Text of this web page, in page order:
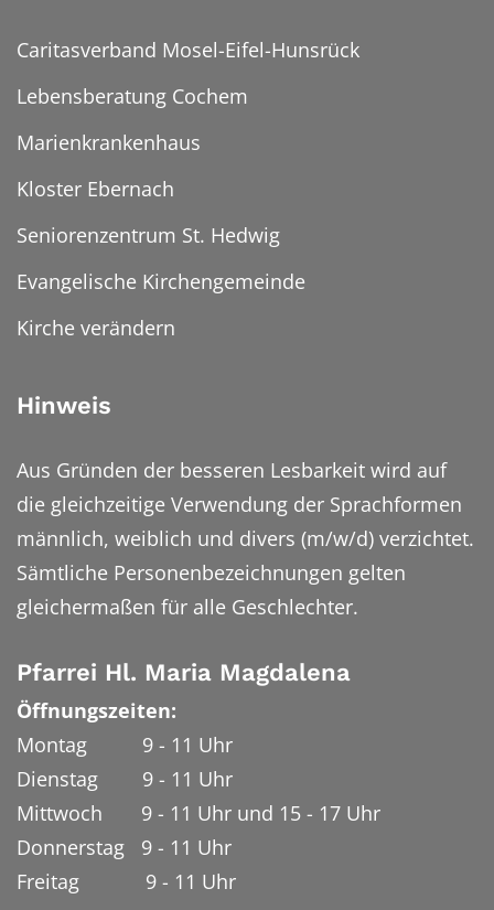
Caritasverband Mosel-Eifel-Hunsrück
Lebensberatung Cochem
Marienkrankenhaus
Kloster Ebernach
Seniorenzentrum St. Hedwig
Evangelische Kirchengemeinde
Kirche verändern
Hinweis
Aus Gründen der besseren Lesbarkeit wird auf
die gleichzeitige Verwendung der Sprachformen
männlich, weiblich und divers (m/w/d) verzichtet.
Sämtliche Personenbezeichnungen gelten
gleichermaßen für alle Geschlechter.
Pfarrei Hl. Maria Magdalena
Öffnungszeiten:
Montag 9 - 11 Uhr
Dienstag 9 - 11 Uhr
Mittwoch 9 - 11 Uhr und 15 - 17 Uhr
Donnerstag 9 - 11 Uhr
Freitag 9 - 11 Uhr